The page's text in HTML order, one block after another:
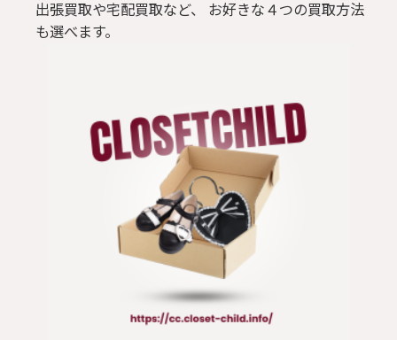
出張買取や宅配買取など、 お好きな４つの買取方法
も選べます。